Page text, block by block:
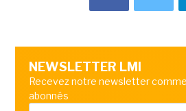
NEWSLETTER LMI
Recevez notre newsletter
abonnés